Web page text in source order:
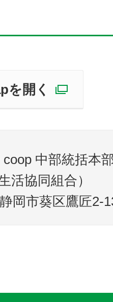
を開く
coop 中部統括本
活協同組合）
岡市葵区鷹匠2-